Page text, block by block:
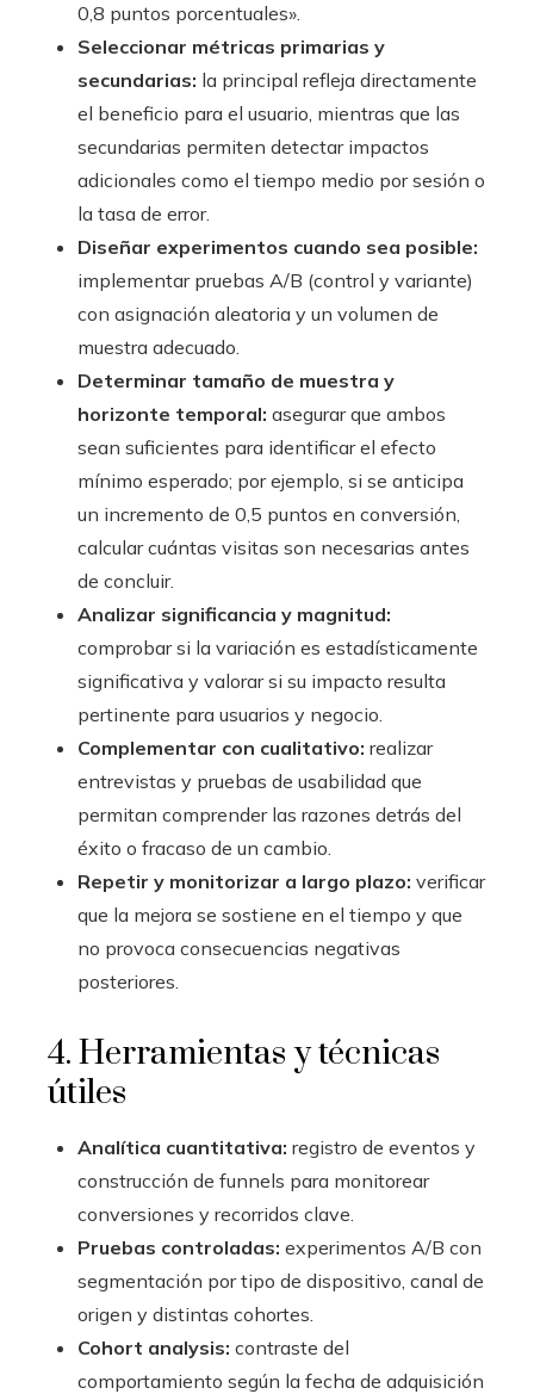
0,8 puntos porcentuales».
Seleccionar métricas primarias y
secundarias: la principal refleja directamente
el beneficio para el usuario, mientras que las
secundarias permiten detectar impactos
adicionales como el tiempo medio por sesión o
la tasa de error.
Diseñar experimentos cuando sea posible:
implementar pruebas A/B (control y variante)
con asignación aleatoria y un volumen de
muestra adecuado.
Determinar tamaño de muestra y
horizonte temporal: asegurar que ambos
sean suficientes para identificar el efecto
mínimo esperado; por ejemplo, si se anticipa
un incremento de 0,5 puntos en conversión,
calcular cuántas visitas son necesarias antes
de concluir.
Analizar significancia y magnitud:
comprobar si la variación es estadísticamente
significativa y valorar si su impacto resulta
pertinente para usuarios y negocio.
Complementar con cualitativo: realizar
entrevistas y pruebas de usabilidad que
permitan comprender las razones detrás del
éxito o fracaso de un cambio.
Repetir y monitorizar a largo plazo: verificar
que la mejora se sostiene en el tiempo y que
no provoca consecuencias negativas
posteriores.
4. Herramientas y técnicas
útiles
Analítica cuantitativa: registro de eventos y
construcción de funnels para monitorear
conversiones y recorridos clave.
Pruebas controladas: experimentos A/B con
segmentación por tipo de dispositivo, canal de
origen y distintas cohortes.
Cohort analysis: contraste del
comportamiento según la fecha de adquisición